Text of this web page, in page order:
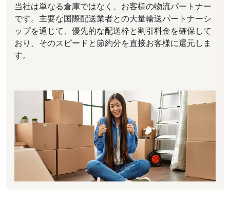
当社は単なる倉庫ではなく、お客様の物流パートナー
です。主要な国際配送業者との大量輸送パートナーシ
ップを通じて、優先的な配送枠と割引料金を確保して
おり、そのスピードと節約分を直接お客様に還元しま
す。